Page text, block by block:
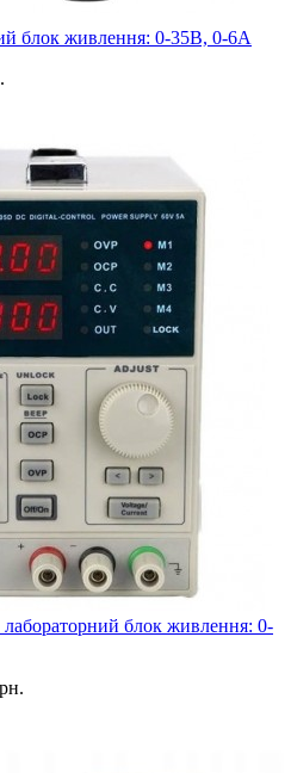
блок живлення: 0-35В, 0-6А
блок живлення: 0-